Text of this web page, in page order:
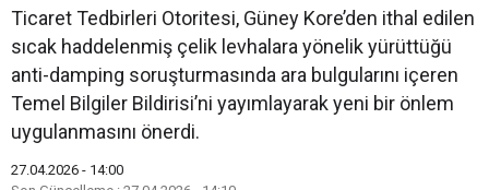
Ticaret Tedbirleri Otoritesi, Güney Kore’den ithal edilen
sıcak haddelenmiş çelik levhalara yönelik yürüttüğü
anti-damping soruşturmasında ara bulgularını içeren
Temel Bilgiler Bildirisi’ni yayımlayarak yeni bir önlem
uygulanmasını önerdi.
27.04.2026 - 14:00